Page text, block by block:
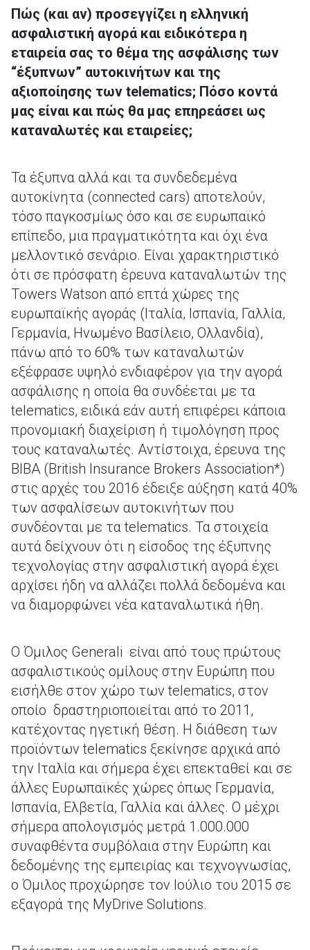
Πώς (και αν) προσεγγίζει η ελληνική
ασφαλιστική αγορά και ειδικότερα η
εταιρεία σας το θέμα της ασφάλισης των
“έξυπνων” αυτοκινήτων και της
αξιοποίησης των telematics; Πόσο κοντά
μας είναι και πώς θα μας επηρεάσει ως
καταναλωτές και εταιρείες;
Τα έξυπνα αλλά και τα συνδεδεμένα
αυτοκίνητα (connected cars) αποτελούν,
τόσο παγκοσμίως όσο και σε ευρωπαϊκό
επίπεδο, μια πραγματικότητα και όχι ένα
μελλοντικό σενάριο. Είναι χαρακτηριστικό
ότι σε πρόσφατη έρευνα καταναλωτών της
Τowers Watson από επτά χώρες της
ευρωπαϊκής αγοράς (Ιταλία, Ισπανία, Γαλλία,
Γερμανία, Ηνωμένο Βασίλειο, Ολλανδία),
πάνω από το 60% των καταναλωτών
εξέφρασε υψηλό ενδιαφέρον για την αγορά
ασφάλισης η οποία θα συνδέεται με τα
telematics, ειδικά εάν αυτή επιφέρει κάποια
προνομιακή διαχείριση ή τιμολόγηση προς
τους καταναλωτές. Αντίστοιχα, έρευνα της
BIBA (British Insurance Brokers Association*)
στις αρχές του 2016 έδειξε αύξηση κατά 40%
των ασφαλίσεων αυτοκινήτων που
συνδέονται με τα telematics. Τα στοιχεία
αυτά δείχνουν ότι η είσοδος της έξυπνης
τεχνολογίας στην ασφαλιστική αγορά έχει
αρχίσει ήδη να αλλάζει πολλά δεδομένα και
να διαμορφώνει νέα καταναλωτικά ήθη.
Ο Όμιλος Generali είναι από τους πρώτους
ασφαλιστικούς ομίλους στην Ευρώπη που
εισήλθε στον χώρο των telematics, στον
οποίο δραστηριοποιείται από το 2011,
κατέχοντας ηγετική θέση. H διάθεση των
προϊόντων telematics ξεκίνησε αρχικά από
την Ιταλία και σήμερα έχει επεκταθεί και σε
άλλες Ευρωπαϊκές χώρες όπως Γερμανία,
Ισπανία, Ελβετία, Γαλλία και άλλες. Ο μέχρι
σήμερα απολογισμός μετρά 1.000.000
συναφθέντα συμβόλαια στην Ευρώπη και
δεδομένης της εμπειρίας και τεχνογνωσίας,
ο Όμιλος προχώρησε τον Ιούλιο του 2015 σε
εξαγορά της MyDrive Solutions.